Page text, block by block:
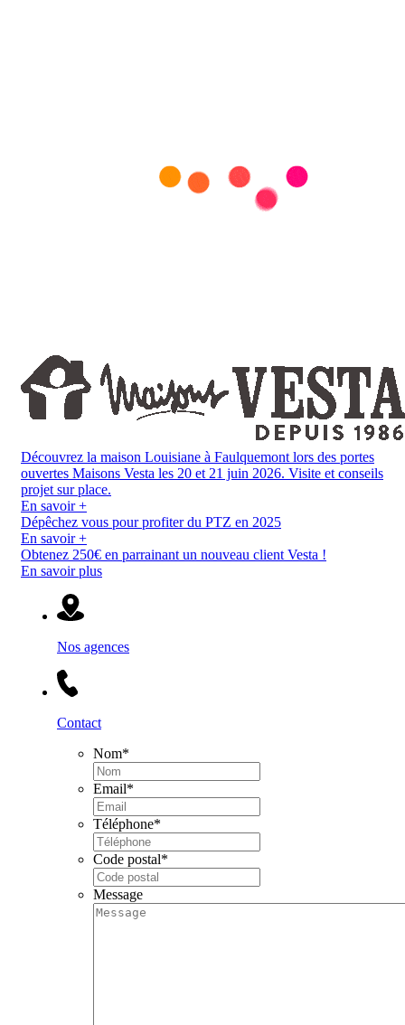
Découvrez la maison Louisiane à Faulquemont lors des portes
ouvertes Maisons Vesta les 20 et 21 juin 2026. Visite et conseils
projet sur place.
En savoir +
Dépêchez vous pour profiter du PTZ en 2025
En savoir +
Obtenez 250€ en parrainant un nouveau client Vesta !
En savoir plus
Nos agences
Contact
Nom*
Email*
Téléphone*
Code postal*
Message